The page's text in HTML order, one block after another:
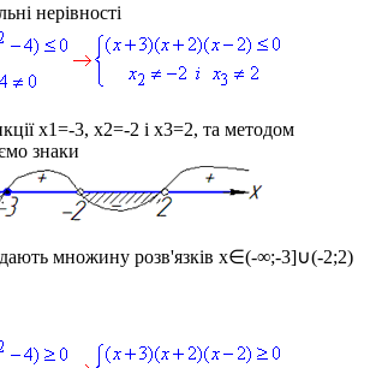
нерівності
x1=-3, x2=-2 і x3=2, та методом
знаки
множину розв'язків x∈(-∞;-3]∪(-2;2)